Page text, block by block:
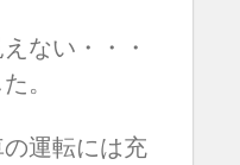
ない・・・
。
運転には充